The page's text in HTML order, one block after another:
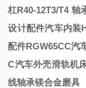
杠R40-12T3/T4轴
设计配件汽车内装
配件RGW65CC汽
C汽车外壳滑轨机
线轴承镁合金磨具